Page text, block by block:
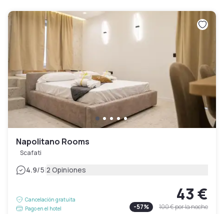
Napolitano Rooms
Scafati
4.9/5|2 Opiniones
Cancelación gratuita
Pago en el hotel
43 €
-57% 100 €por la noche